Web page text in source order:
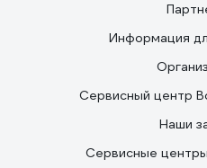
Информация
Сервисный центр
Наши
Сервисные